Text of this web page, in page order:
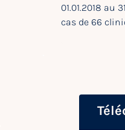
01.01.2018 au
cas de 66